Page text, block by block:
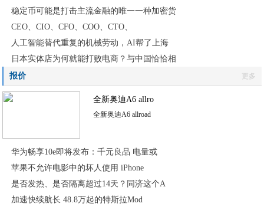
稳定币可能是打击主流金融的唯一一种加密货
CEO、CIO、CFO、COO、CTO、
人工智能替代重复的机械劳动，AI帮了上海
日本实体店为何就能打败电商？与中国恰恰相
报价
更多
全新奥迪A6 allro
全新奥迪A6 allroad
华为畅享10e即将发布：千元良品 电量或
苹果不允许电影中的坏人使用 iPhone
是否发热、是否隔离超过14天？同济这个A
加速快续航长 48.8万起的特斯拉Mod